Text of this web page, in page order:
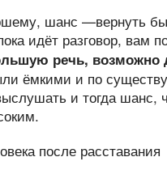
шанс —вернуть
идёт разговор,
речь, возможно
ёмкими и по
и тогда